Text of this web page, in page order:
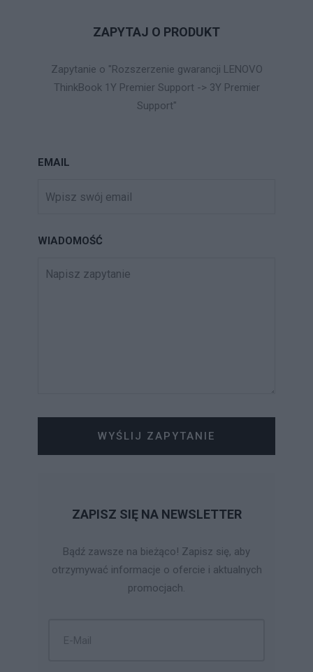
ZAPYTAJ O PRODUKT
Zapytanie o "Rozszerzenie gwarancji LENOVO
ThinkBook 1Y Premier Support -> 3Y Premier
Support"
EMAIL
WIADOMOŚĆ
WYŚLIJ ZAPYTANIE
ZAPISZ SIĘ NA NEWSLETTER
Bądź zawsze na bieżąco! Zapisz się, aby
otrzymywać informacje o ofercie i aktualnych
promocjach.